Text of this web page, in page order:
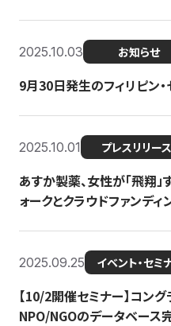
2025.10.03 お知らせ
9月30日発生のフィリピン
2025.10.01 プレスリリース
あすか製薬、女性が「飛翔
ォークとクラウドファンデ
2025.09.25 イベント・セミ
【10/2開催セミナー】コン
NPO/NGOのデータベース